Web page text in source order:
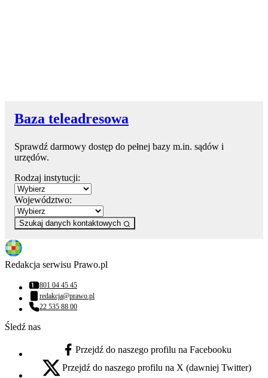
Baza teleadresowa
Sprawdź darmowy dostęp do pełnej bazy m.in. sądów i
urzędów.
Rodzaj instytucji:
Województwo:
Szukaj danych kontaktowych
Redakcja serwisu Prawo.pl
Numer telefonu:
801 04 45 45
Adres email:
redakcja@prawo.pl
Numer telefonu:
22 535 88 00
Śledź nas
facebook - otwiera się w nowej karcie
Przejdź do naszego profilu na Facebooku
x - otwiera się w nowej karcie
Przejdź do naszego profilu na X (dawniej Twitter)